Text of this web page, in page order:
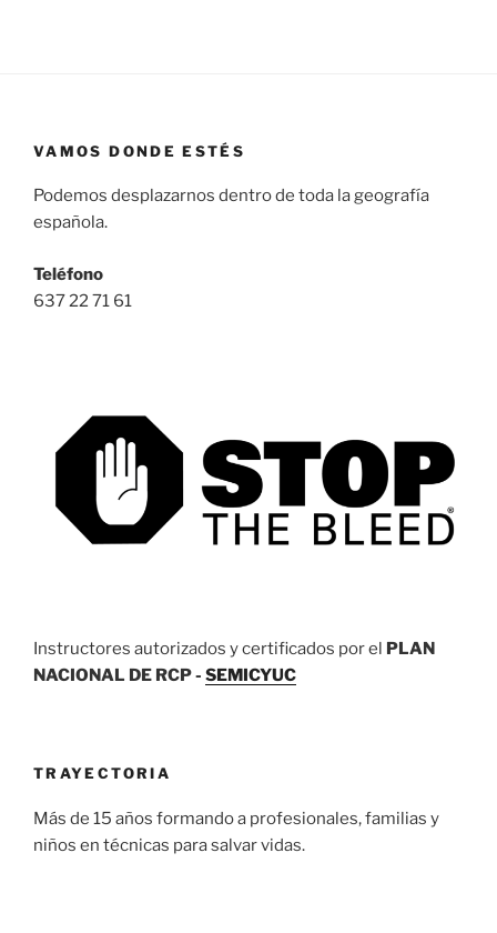
VAMOS DONDE ESTÉS
Podemos desplazarnos dentro de toda la geografía
española.
Teléfono
637 22 71 61
Instructores autorizados y certificados por el PLAN
NACIONAL DE RCP - SEMICYUC
TRAYECTORIA
Más de 15 años formando a profesionales, familias y
niños en técnicas para salvar vidas.